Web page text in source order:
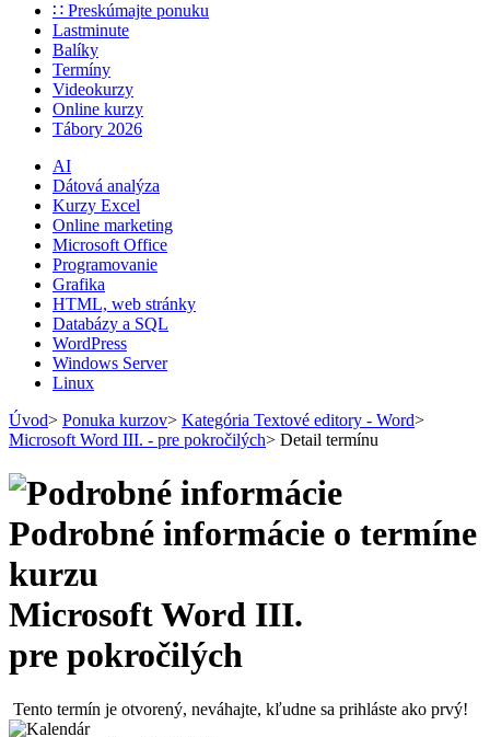
∷ Preskúmajte ponuku
Lastminute
Balíky
Termíny
Videokurzy
Online kurzy
Tábory 2026
AI
Dátová analýza
Kurzy Excel
Online marketing
Microsoft Office
Programovanie
Grafika
HTML, web stránky
Databázy a SQL
WordPress
Windows Server
Linux
Úvod> Ponuka kurzov> Kategória Textové editory - Word>
Microsoft Word III. - pre pokročilých> Detail termínu
Podrobné informácie o termíne
kurzu
Microsoft Word III.
pre pokročilých
Tento termín je otvorený, neváhajte, kľudne sa prihláste ako prvý!